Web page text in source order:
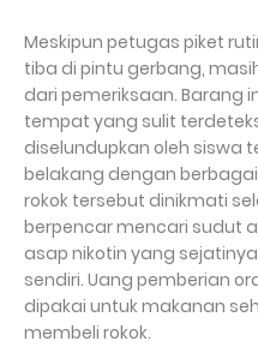
Meskipun petugas piket
tiba di pintu gerbang,
dari pemeriksaan. Barang
tempat yang sulit
diselundupkan oleh siswa
belakang dengan
rokok tersebut dinikmati
berpencar mencari sudut
asap nikotin yang
sendiri. Uang pemberian
dipakai untuk makanan
membeli rokok.